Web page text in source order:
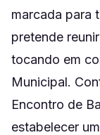
marcada para
pretende
tocando em
Municipal.
Encontro de
estabelecer